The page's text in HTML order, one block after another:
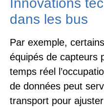
Innovations
dans les bus
Par exemple,
équipés de capteurs
temps réel
de données peut
transport pour